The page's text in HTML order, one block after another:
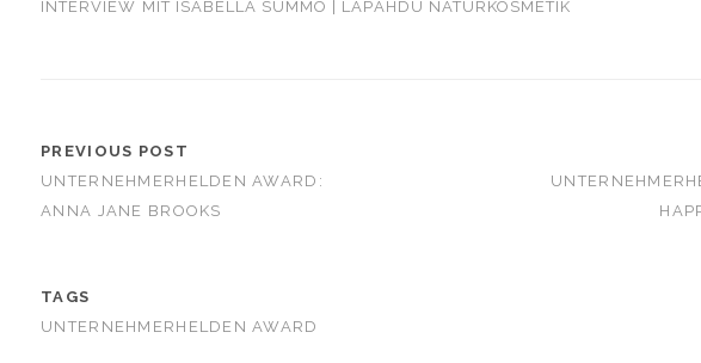
INTERVIEW MIT ISABELLA SUMMO | LAPAHDU NATURKOSMETIK
PREVIOUS POST
UNTERNEHMERHELDEN AWARD:
ANNA JANE BROOKS
TAGS
UNTERNEHMERHELDEN AWARD